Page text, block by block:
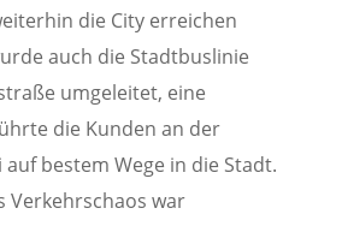
die City erreichen
auch die Stadtbuslinie
umgeleitet, eine
die Kunden an der
bestem Wege in die Stadt.
Verkehrschaos war